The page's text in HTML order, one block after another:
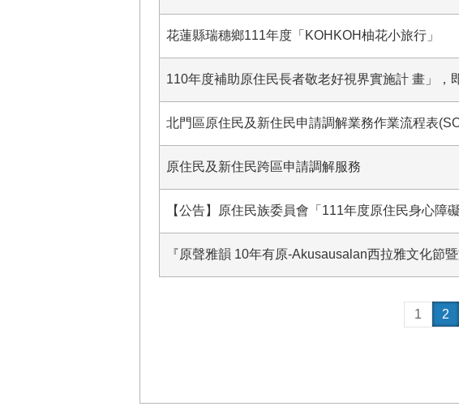
花蓮縣瑞穗鄉111年度「KOHKOH柚花小旅行」
110年度補助原住民長者敬老好視界實施計 畫」
北門區原住民及新住民申請調解業務作業流程表
原住民及新住民跨區申請調解服務
【公告】原住民族委員會「111年度原住民身心障
『原聲雅韻 10年有原-Akusausalan西拉雅文化節
1 2